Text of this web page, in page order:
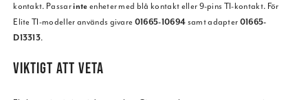
kontakt. Passarinteenheter med blå kontakt eller 9-pins TI-kontakt. För
Elite TI-modeller används givare 01665-10694samt adapter01665-
D13313.
VIKTIGT ATT VETA